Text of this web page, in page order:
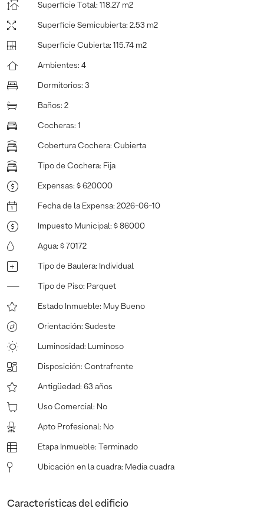
Superficie Total : 118.27 m2
Superficie Semicubierta: 2.53 m2
Superficie Cubierta: 115.74 m2
Ambientes: 4
Dormitorios: 3
Baños: 2
Cocheras: 1
Cobertura Cochera: Cubierta
Tipo de Cochera: Fija
Expensas: $ 620000
Fecha de la Expensa: 2026-06-10
Impuesto Municipal : $ 86000
Agua: $ 70172
Tipo de Baulera: Individual
Tipo de Piso: Parquet
Estado Inmueble: Muy Bueno
Orientación: Sudeste
Luminosidad: Luminoso
Disposición: Contrafrente
Antigüedad: 63 años
Uso Comercial : No
Apto Profesional : No
Etapa Inmueble: Terminado
Ubicación en la cuadra: Media cuadra
Características del edificio